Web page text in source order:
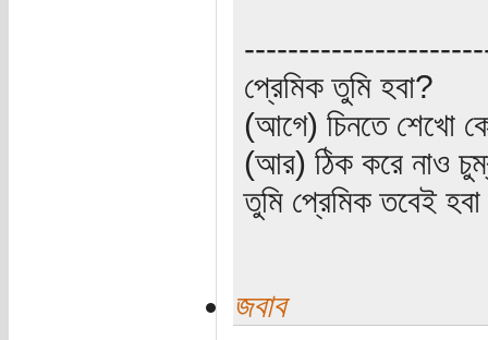
প্রেমিক তুমি হবা?
(আগে) চিনতে শেখো
(আর) ঠিক করে নাও
তুমি প্রেমিক তবেই
জবাব